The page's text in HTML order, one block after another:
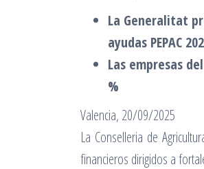
La Generalitat
ayudas PEPAC
Las empresas
%
Valencia, 20/09/2025
La Conselleria de
financieros dirigidos a